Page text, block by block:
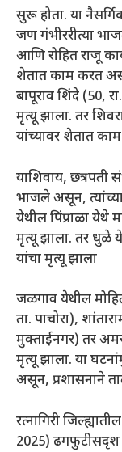
सुरू होता. या
जण गंभीररीत्या
आणि रोहित राजू
शेतात काम करत
बापूराव शिंदे (50,
मृत्यू झाला. तर
यांच्यावर शेतात
याशिवाय, छत्रपती
भाजले असून,
येथील पिंप्राळा येथे
मृत्यू झाला. तर धुळे
यांचा मृत्यू झाला
जळगाव येथील
ता. पाचोरा),
मुक्ताईनगर) तर
मृत्यू झाला. या
असून, प्रशासनाने
रत्नागिरी
2025) ढगफुटीसदृश